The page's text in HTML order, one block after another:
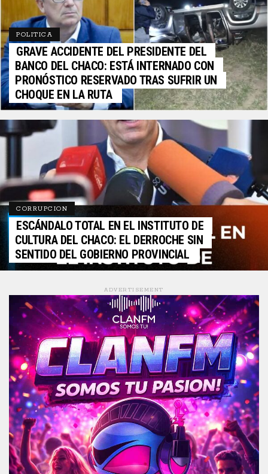
POLITICA
GRAVE ACCIDENTE DEL PRESIDENTE DEL
BANCO DEL CHACO: ESTÁ INTERNADO CON
PRONÓSTICO RESERVADO TRAS SUFRIR UN
CHOQUE EN LA RUTA
CORRUPCION
ESCÁNDALO TOTAL EN EL INSTITUTO DE
CULTURA DEL CHACO: EL DERROCHE SIN
SENTIDO DEL GOBIERNO PROVINCIAL
ADVERTISEMENT